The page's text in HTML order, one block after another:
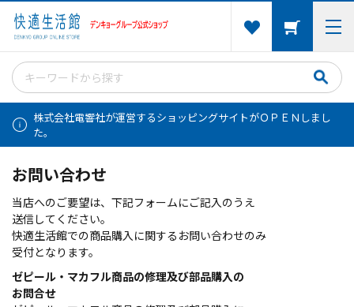
株式会社電響社が運営するショッピングサイトがＯＰＥＮしまし
た。
お問い合わせ
当店へのご要望は、下記フォームにご記入のうえ
送信してください。
快適生活館での商品購入に関するお問い合わせのみ
受付となります。
ゼピール・マカフル商品の修理及び部品購入の
お問合せ